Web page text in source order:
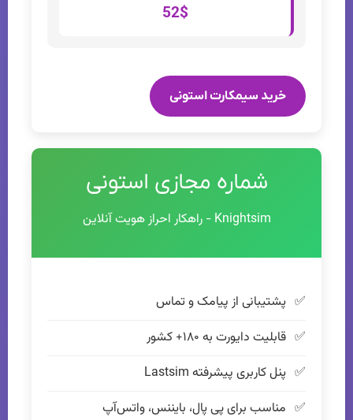
52$
خرید سیمکارت استونی
شماره مجازی استونی
Knightsim - راهکار احراز هویت آنلاین
پشتیبانی از پیامک و تماس
قابلیت دایورت به ۱۸۰+ کشور
پنل کاربری پیشرفته Lastsim
مناسب برای پی پال، بایننس، واتس‌آپ